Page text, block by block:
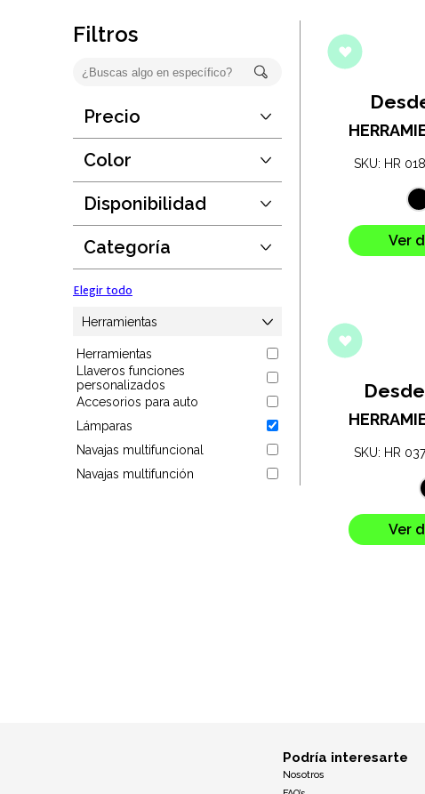
Ecológicos
Regalos corporativos
Llaveros
Antiestrés
Herramientas
Hogar
Salud y cuidado
Targus
Entretenimiento
Filtros
Precio
Hasta:$411
Color
Elegir todo
Disponibilidad
Hasta:190889
Guardar
Categoría
Elegir todo
Herramientas
Herramientas
Llaveros funciones
personalizados
Accesorios para auto
Lámparas
Navajas multifuncional
Navajas multifunción
SKU: HR 018
Ver
SKU: HR 037
Ver
Podría interesarte
Nosotros